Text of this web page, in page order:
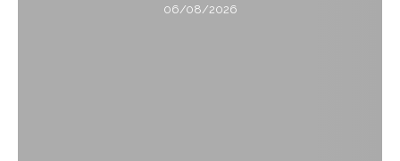
06/08/2026